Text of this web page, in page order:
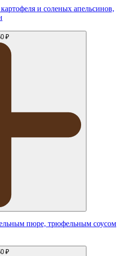
и соленых апельсинов,
₽
пюре, трюфельным соусом
₽